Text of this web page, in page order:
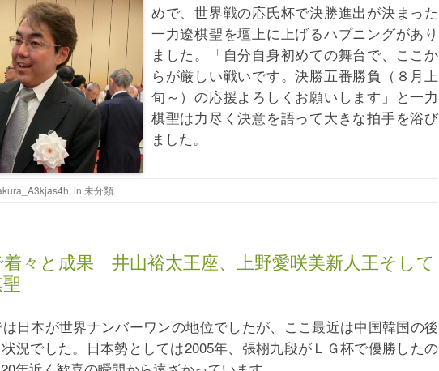
めで、世界戦の応氏杯で決勝進出が決まった
一力遼棋聖を壇上に上げるハプニングがあり
ました。「自分自身初めての舞台で、ここか
らが厳しい戦いです。決勝五番勝負（８月上
旬～）の応援よろしくお願いします」と一力
棋聖は力尽く決意を語って大きな拍手を浴び
ました。
, in 未分類.
々と成果 井山裕太王座、上野愛咲美新人王そして
日本が世界ナンバーワンの地位でしたが、ここ最近は中国韓国の後
況でした。日本勢としては2005年、張栩九段がＬＧ杯で優勝したの